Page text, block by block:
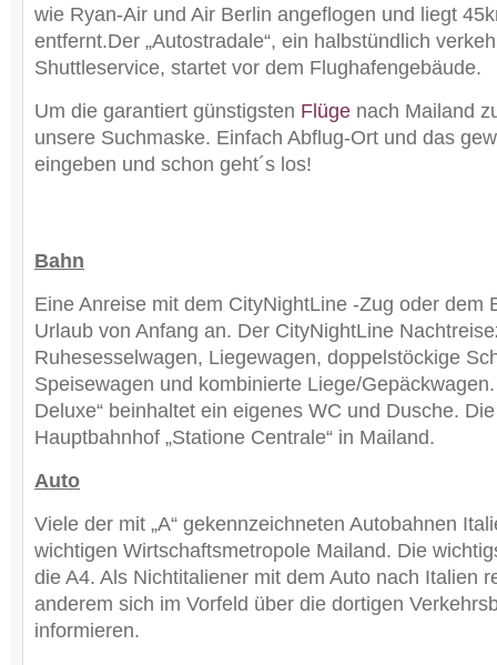
wie Ryan-Air und Air Berlin angeflogen und liegt
entfernt.Der „Autostradale“, ein halbstündlich
Shuttleservice, startet vor dem Flughafengebäude.
Um die garantiert günstigsten Flüge nach Mailand
unsere Suchmaske. Einfach Abflug-Ort und das
eingeben und schon geht´s los!
Bahn
Eine Anreise mit dem CityNightLine -Zug oder dem
Urlaub von Anfang an. Der CityNightLine
Ruhesesselwagen, Liegewagen, doppelstöckige
Speisewagen und kombinierte Liege/
Deluxe“ beinhaltet ein eigenes WC und Dusche.
Hauptbahnhof „Statione Centrale“ in Mailand.
Auto
Viele der mit „A“ gekennzeichneten Autobahnen
wichtigen Wirtschaftsmetropole Mailand. Die
die A4. Als Nichtitaliener mit dem Auto nach Italien
anderem sich im Vorfeld über die dortigen
informieren.